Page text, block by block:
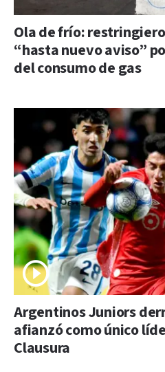
Ola de frío:
“hasta nuevo aviso”
del consumo de gas
Argentinos Juniors
afianzó como único
Clausura